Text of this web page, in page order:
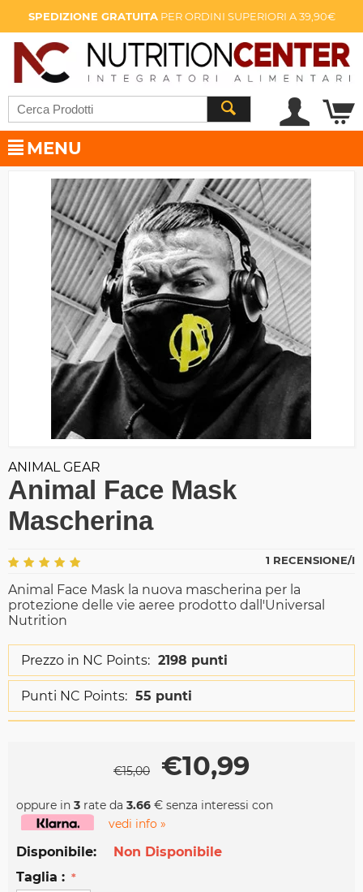
SPEDIZIONE GRATUITAPER ORDINI SUPERIORI A 39,90€
MENU
ANIMAL GEAR
Animal Face Mask
Mascherina
1 RECENSIONE/I
Animal Face Mask la nuova mascherina per la
protezione delle vie aeree prodotto dall'Universal
Nutrition
Prezzo in NC Points: 2198 punti
Punti NC Points: 55 punti
€15,00 €10,99
oppure in 3 rate da 3.66 € senza interessi con
vedi info »
Disponibile:
Non Disponibile
Taglia :